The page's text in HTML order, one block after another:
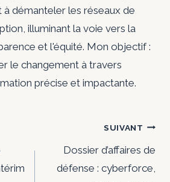
à démanteler les réseaux de
illuminant la voie vers la
et l'équité. Mon objectif :
le changement à travers
précise et impactante.
SUIVANT
Dossier d’affaires de
défense : cyberforce,